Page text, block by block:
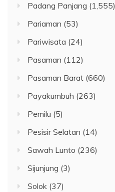
Padang Panjang (1,555)
Pariaman (53)
Pariwisata (24)
Pasaman (112)
Pasaman Barat (660)
Payakumbuh (263)
Pemilu (5)
Pesisir Selatan (14)
Sawah Lunto (236)
Sijunjung (3)
Solok (37)